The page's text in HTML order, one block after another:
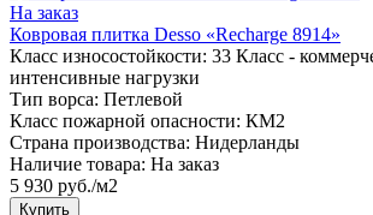
На заказ
Ковровая плитка Desso «Recharge 8914»
Класс износостойкости: 33 Класс -
интенсивные нагрузки
Тип ворса: Петлевой
Класс пожарной опасности: КМ2
Страна производства: Нидерланды
Наличие товара: На заказ
5 930 руб./м2
Купить